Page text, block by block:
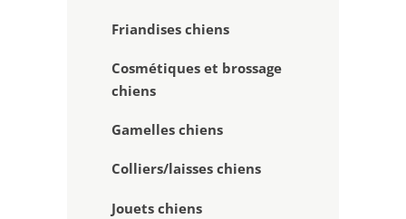
Friandises chiens
Cosmétiques et brossage
chiens
Gamelles chiens
Colliers/laisses chiens
Jouets chiens